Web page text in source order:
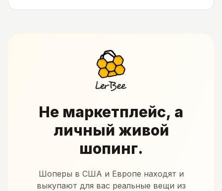
Не маркетплейс, а
личный живой
шопинг.
Шоперы в США и Европе находят и
выкупают для вас реальные вещи из